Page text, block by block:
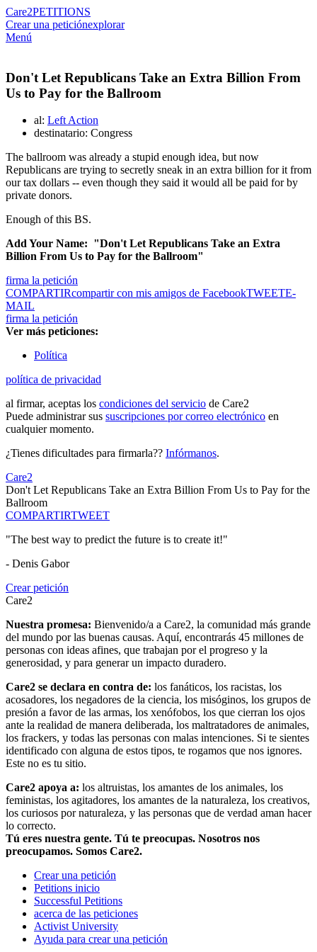
Care2PETITIONS
Crear una peticiónexplorar
Menú
Don't Let Republicans Take an Extra Billion From
Us to Pay for the Ballroom
al: Left Action
destinatario: Congress
The ballroom was already a stupid enough idea, but now
Republicans are trying to secretly sneak in an extra billion for it from
our tax dollars -- even though they said it would all be paid for by
private donors.
Enough of this BS.
Add Your Name: "Don't Let Republicans Take an Extra
Billion From Us to Pay for the Ballroom"
firma la petición
COMPARTIRcompartir con mis amigos de FacebookTWEETE-
MAIL
firma la petición
Ver más peticiones:
Política
política de privacidad
al firmar, aceptas los condiciones del servicio de Care2
Puede administrar sus suscripciones por correo electrónico en
cualquier momento.
¿Tienes dificultades para firmarla?? Infórmanos.
Care2
Don't Let Republicans Take an Extra Billion From Us to Pay for the
Ballroom
COMPARTIRTWEET
"The best way to predict the future is to create it!"
- Denis Gabor
Crear petición
Care2
Nuestra promesa: Bienvenido/a a Care2, la comunidad más grande
del mundo por las buenas causas. Aquí, encontrarás 45 millones de
personas con ideas afines, que trabajan por el progreso y la
generosidad, y para generar un impacto duradero.
Care2 se declara en contra de: los fanáticos, los racistas, los
acosadores, los negadores de la ciencia, los misóginos, los grupos de
presión a favor de las armas, los xenófobos, los que cierran los ojos
ante la realidad de manera deliberada, los maltratadores de animales,
los frackers, y todas las personas con malas intenciones. Si te sientes
identificado con alguna de estos tipos, te rogamos que nos ignores.
Este no es tu sitio.
Care2 apoya a: los altruistas, los amantes de los animales, los
feministas, los agitadores, los amantes de la naturaleza, los creativos,
los curiosos por naturaleza, y las personas que de verdad aman hacer
lo correcto.
Tú eres nuestra gente. Tú te preocupas. Nosotros nos
preocupamos. Somos Care2.
Crear una petición
Petitions inicio
Successful Petitions
acerca de las peticiones
Activist University
Ayuda para crear una petición